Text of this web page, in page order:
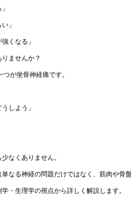
」
くなる」
ませんか？
が坐骨神経痛です。
しよう」
なくありません。
なる神経の問題だけではなく、筋肉や
・生理学の視点から詳しく解説します。